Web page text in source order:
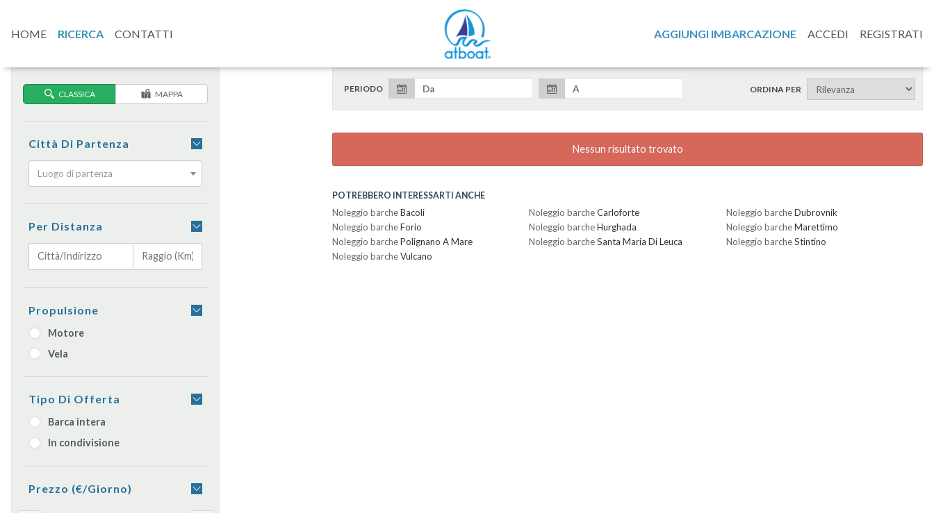
HOME RICERCA CONTATTI AGGIUNGI IMBARCAZIONE ACCEDI REGISTRATI
CLASSICA MAPPA
Città Di Partenza
Luogo di partenza
Per Distanza
Propulsione
Motore
Vela
Tipo Di Offerta
Barca intera
In condivisione
Prezzo (€/giorno)
PERIODO ORDINA PER
Nessun risultato trovato
POTREBBERO INTERESSARTI ANCHE
Noleggio barcheBacoli Noleggio barcheCarloforte Noleggio barcheDubrovnik
Noleggio barcheForio Noleggio barcheHurghada Noleggio barcheMarettimo
Noleggio barchePolignano A Mare Noleggio barcheSanta Maria Di Leuca Noleggio barcheStintino
Noleggio barcheVulcano